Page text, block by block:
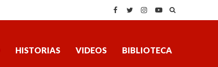
HISTORIAS VIDEOS BIBLIOTECA